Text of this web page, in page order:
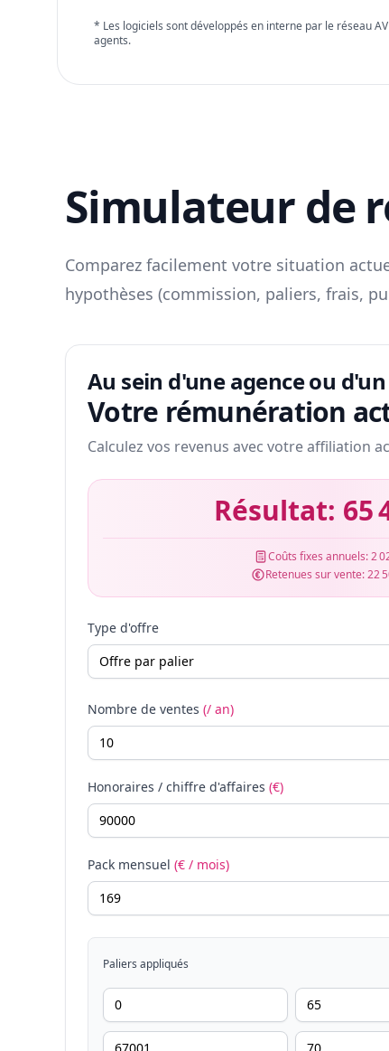
* Les logiciels sont développés en interne par le réseau
agents.
Simulateur de
Comparez facilement votre situation
hypothèses (commission, paliers, frais,
Au sein d'une agence ou
Votre rémunération
Calculez vos revenus avec votre affiliation
Résultat: 65
Coûts fixes annuels:2
Retenues sur vente:22
Type d'offre
Nombre de ventes (/ an)
Honoraires / chiffre d'affaires (€)
Pack mensuel (€ / mois)
Paliers appliqués